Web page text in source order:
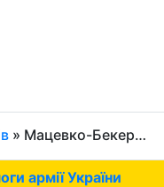
» Мацевко-Бекерська
армії України